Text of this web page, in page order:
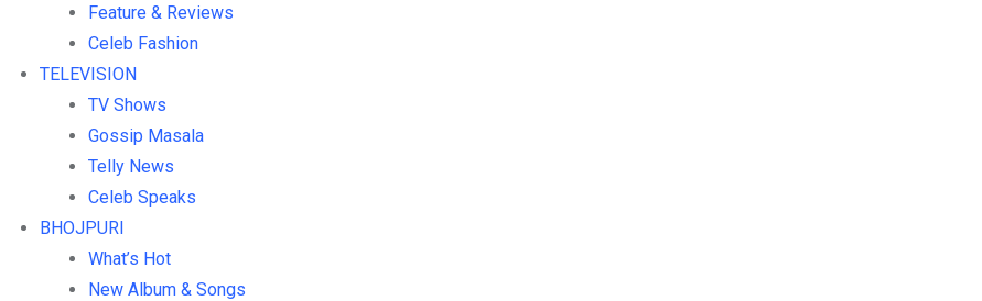
Feature & Reviews
Celeb Fashion
TELEVISION
TV Shows
Gossip Masala
Telly News
Celeb Speaks
BHOJPURI
What’s Hot
New Album & Songs